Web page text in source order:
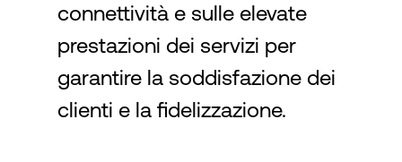
connettività e sulle elevate
prestazioni dei servizi per
garantire la soddisfazione dei
clienti e la fidelizzazione.